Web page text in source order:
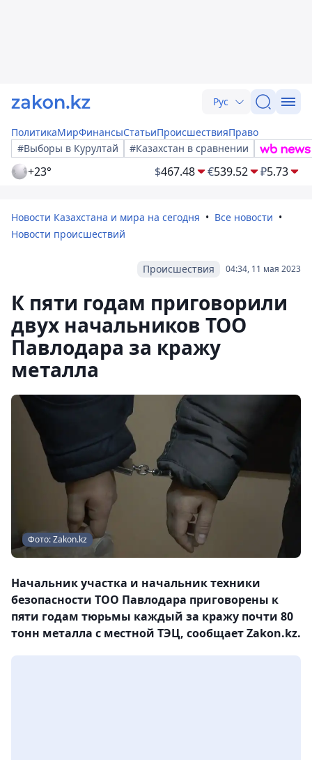
Рус
ПолитикаМирФинансыСтатьиПроисшествияПраво
#Выборы в Курултай
#Казахстан в сравнении
+23° $467.48 €539.52 ₽5.73
Новости Казахстана и мира на сегодня
Все новости
Новости происшествий
04:34, 11 мая 2023
Происшествия
К пяти годам приговорили
двух начальников ТОО
Павлодара за кражу
металла
Фото: Zakon.kz
Начальник участка и начальник техники
безопасности ТОО Павлодара приговорены к
пяти годам тюрьмы каждый за кражу почти 80
тонн металла с местной ТЭЦ, сообщает Zakon.kz.